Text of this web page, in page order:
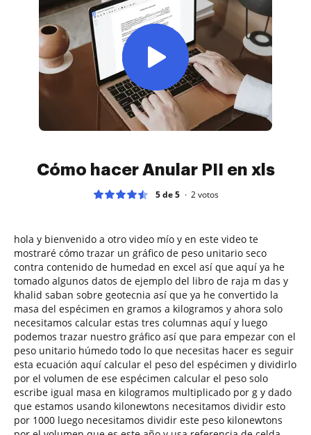
Cómo hacer Anular PII en xls
5 de 5 2votos
hola y bienvenido a otro video mío y en este video te
mostraré cómo trazar un gráfico de peso unitario seco
contra contenido de humedad en excel así que aquí ya he
tomado algunos datos de ejemplo del libro de raja m das y
khalid saban sobre geotecnia así que ya he convertido la
masa del espécimen en gramos a kilogramos y ahora solo
necesitamos calcular estas tres columnas aquí y luego
podemos trazar nuestro gráfico así que para empezar con el
peso unitario húmedo todo lo que necesitas hacer es seguir
esta ecuación aquí calcular el peso del espécimen y dividirlo
por el volumen de ese espécimen calcular el peso solo
escribe igual masa en kilogramos multiplicado por g y dado
que estamos usando kilonewtons necesitamos dividir esto
por 1000 luego necesitamos dividir este peso kilonewtons